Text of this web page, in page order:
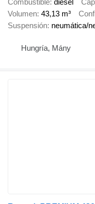
Volumen 43,13 m³
Suspensión neumática/
Hungría, Mány